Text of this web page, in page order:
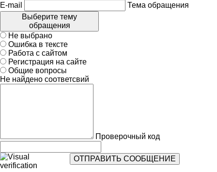
E-mail
Тема обращения
Выберите тему
обращения
Не выбрано
Ошибка в тексте
Работа с сайтом
Регистрация на сайте
Общие вопросы
Не найдено соответсвий
Проверочный код